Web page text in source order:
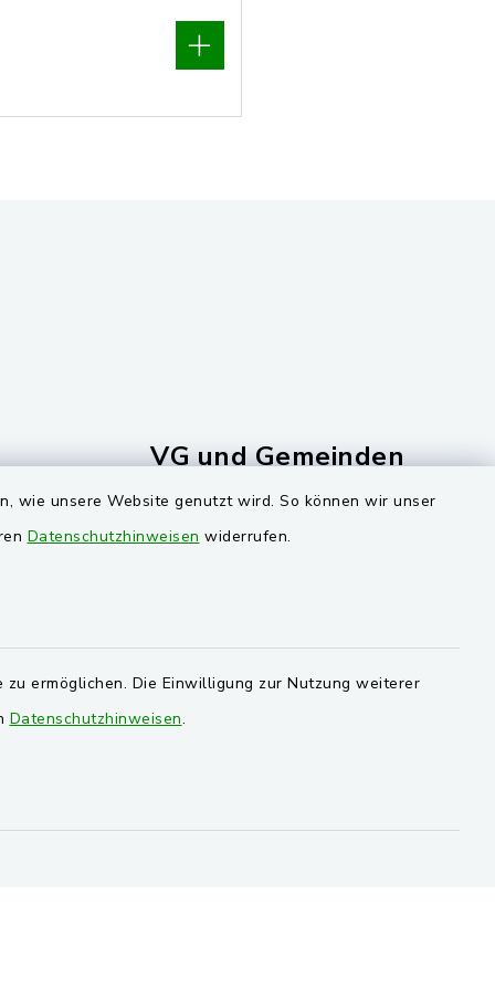
wie unsere Website genutzt wird. So können wir unser
Datenschutzhinweisen widerrufen.
ermöglichen. Die Einwilligung zur Nutzung weiterer
Datenschutzhinweisen.
VG und Gemeinden
Markt Schwarzenfeld